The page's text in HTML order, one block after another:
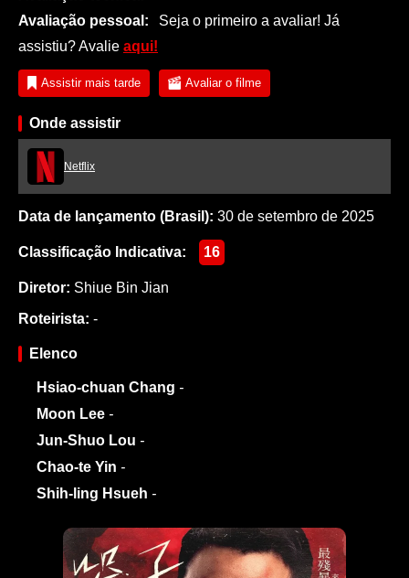
Avaliação pessoal:
Seja o primeiro a avaliar! Já
assistiu? Avalie aqui!
Assistir mais tarde Avaliar o filme
Onde assistir
Netflix
Data de lançamento (Brasil): 30 de setembro de 2025
Classificação Indicativa: 16
Diretor: Shiue Bin Jian
Roteirista: -
Elenco
Hsiao-chuan Chang -
Moon Lee -
Jun-Shuo Lou -
Chao-te Yin -
Shih-ling Hsueh -